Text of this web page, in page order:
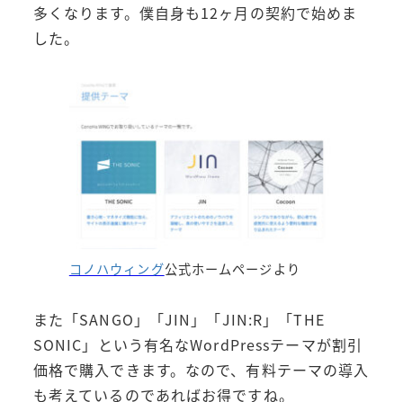
多くなります。僕自身も12ヶ月の契約で始めま
した。
コノハウィング公式ホームページより
また「SANGO」「JIN」「JIN:R」「THE
SONIC」という有名なWordPressテーマが割引
価格で購入できます。なので、有料テーマの導入
も考えているのであればお得ですね。